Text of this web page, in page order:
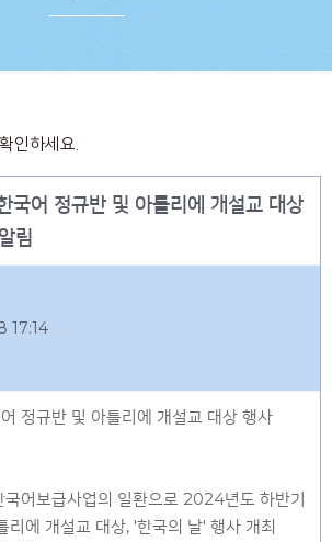
인하세요.
어 정규반 및 아틀리에 개설교 대상
림
17:14
정규반 및 아틀리에 개설교 대상 행사
국어보급사업의 일환으로 2024년도 하반기
리에 개설교 대상, '한국의 날' 행사 개최